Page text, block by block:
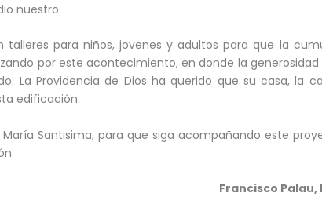
nuestro.
para niños, jovenes y adultos para que la
por este acontecimiento, en donde la
La Providencia de Dios ha querido que su casa, la
edificación.
Santisima, para que siga acompañando este
Francisco